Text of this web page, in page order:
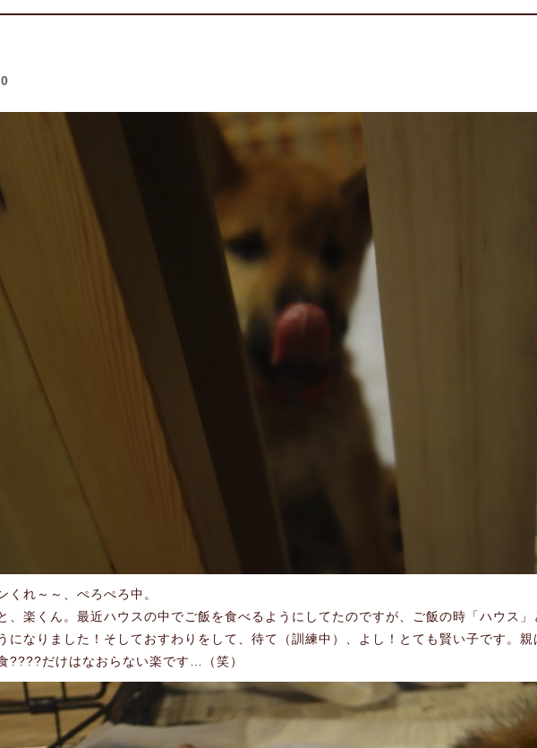
0
くれ～～、ぺろぺろ中。
、楽くん。最近ハウスの中でご飯を食べるようにしてたのですが、ご飯の時「ハウス」
になりました！そしておすわりをして、待て（訓練中）、よし！とても賢い子です。親
????だけはなおらない楽です…（笑）